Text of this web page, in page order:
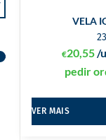
VELA
€20,55/
pedir
VER MAIS